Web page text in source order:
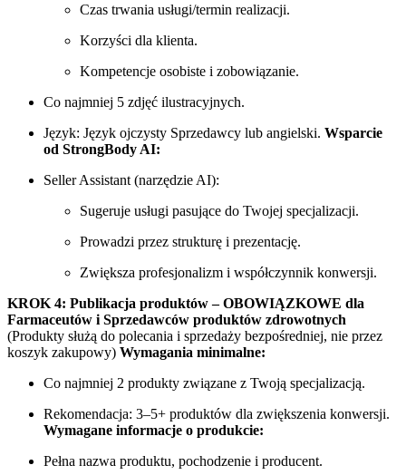
Czas trwania usługi/termin realizacji.
Korzyści dla klienta.
Kompetencje osobiste i zobowiązanie.
Co najmniej 5 zdjęć ilustracyjnych.
Język: Język ojczysty Sprzedawcy lub angielski. Wsparcie
od StrongBody AI:
Seller Assistant (narzędzie AI):
Sugeruje usługi pasujące do Twojej specjalizacji.
Prowadzi przez strukturę i prezentację.
Zwiększa profesjonalizm i współczynnik konwersji.
KROK 4: Publikacja produktów – OBOWIĄZKOWE dla
Farmaceutów i Sprzedawców produktów zdrowotnych
(Produkty służą do polecania i sprzedaży bezpośredniej, nie przez
koszyk zakupowy) Wymagania minimalne:
Co najmniej 2 produkty związane z Twoją specjalizacją.
Rekomendacja: 3–5+ produktów dla zwiększenia konwersji.
Wymagane informacje o produkcie:
Pełna nazwa produktu, pochodzenie i producent.